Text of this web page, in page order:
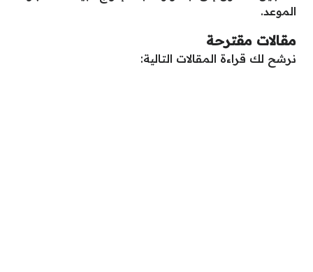
الموعد.
مقالات مقترحة
نرشح لك قراءة المقالات التالية: